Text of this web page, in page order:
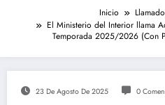
Inicio
El Ministerio del Interior llama
Temporada 2025/2026 (Con
23 De Agosto De 2025 0